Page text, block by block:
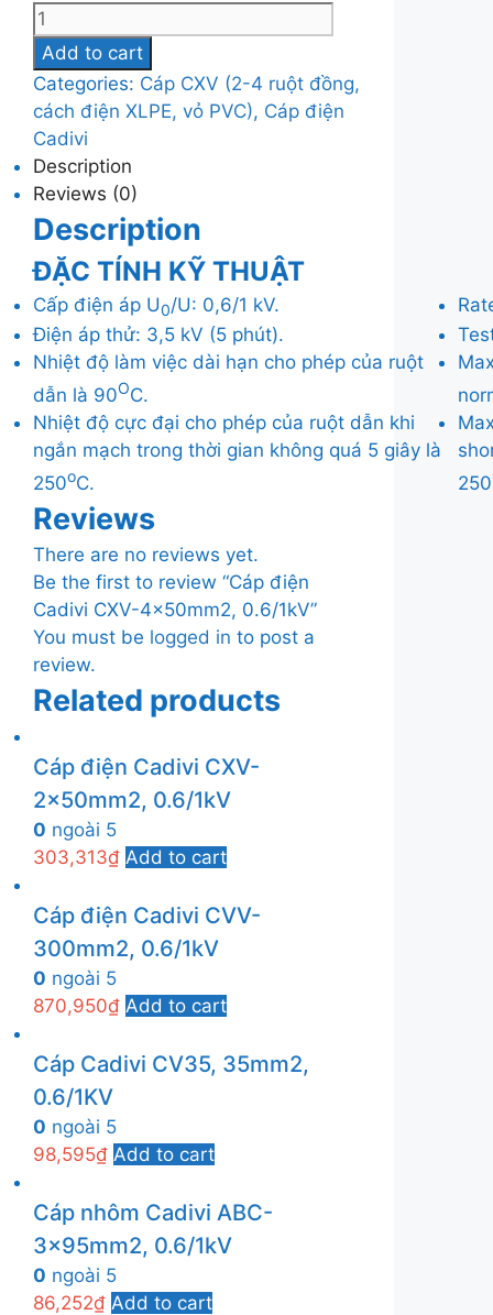
Add to cart
Categories: Cáp CXV (2-4 ruột đồng,
cách điện XLPE, vỏ PVC), Cáp điện
Cadivi
Description
Reviews (0)
Description
ĐẶC TÍNH KỸ THUẬT
Cấp điện áp U0/U: 0,6/1 kV.
Điện áp thử: 3,5 kV (5 phút).
Nhiệt độ làm việc dài hạn cho phép của ruột
dẫn là 90OC.
Nhiệt độ cực đại cho phép của ruột dẫn khi
ngắn mạch trong thời gian không quá 5 giây là
250oC.
250
Reviews
There are no reviews yet.
Be the first to review “Cáp điện
Cadivi CXV-4×50mm2, 0.6/1kV”
You must be logged in to post a
review.
Related products
Cáp điện Cadivi CXV-
2x50mm2, 0.6/1kV
0 ngoài 5
303,313₫ Add to cart
Cáp điện Cadivi CVV-
300mm2, 0.6/1kV
0 ngoài 5
870,950₫ Add to cart
Cáp Cadivi CV35, 35mm2,
0.6/1KV
0 ngoài 5
98,595₫ Add to cart
Cáp nhôm Cadivi ABC-
3x95mm2, 0.6/1kV
0 ngoài 5
86,252₫ Add to cart